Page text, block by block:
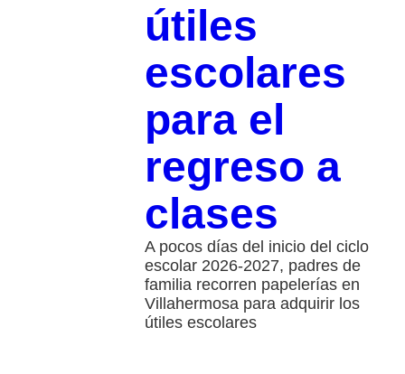
útiles
escolares
para el
regreso a
clases
A pocos días del inicio del ciclo
escolar 2026-2027, padres de
familia recorren papelerías en
Villahermosa para adquirir los
útiles escolares